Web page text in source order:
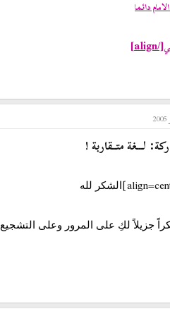
دائما
[/align]
لـــغة متــقاربة !
الشكر لله
جزيلاً لكِ على المرور وعلى التشجيع